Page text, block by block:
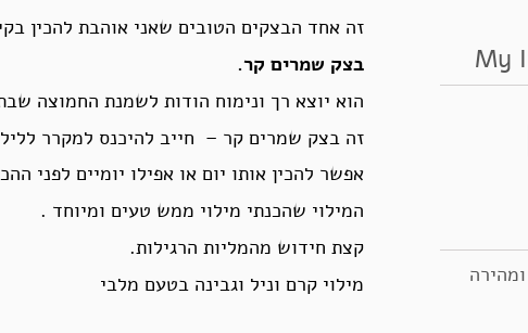
זה אחד הבצקים הטובים שאני אוהבת להכין
בצק שמרים קר.
הוא יוצא רך ונימוח הודות לשמנת החמוצה
זה בצק שמרים קר – חייב להיכנס למקרר
אפשר להכין אותו יום או אפילו יומיים לפני
המילוי שהכנתי מילוי ממש טעים ומיוחד .
קצת חידוש מהמליות הרגילות.
מילוי קרם וניל וגבינה בטעם מלבי